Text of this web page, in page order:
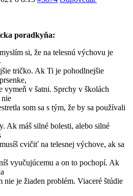
poradkyňa:
si, že na telesnú výchovu je
tričko. Ak Ti je pohodlnejšie
vymeň v šatni. Sprchy v školách
som sa s tým, že by sa používali
Ak máš silné bolesti, alebo silné
cvičiť na telesnej výchove, ak sa
vyučujúcemu a on to pochopí. Ak
je žiaden problém. Viaceré štúdie